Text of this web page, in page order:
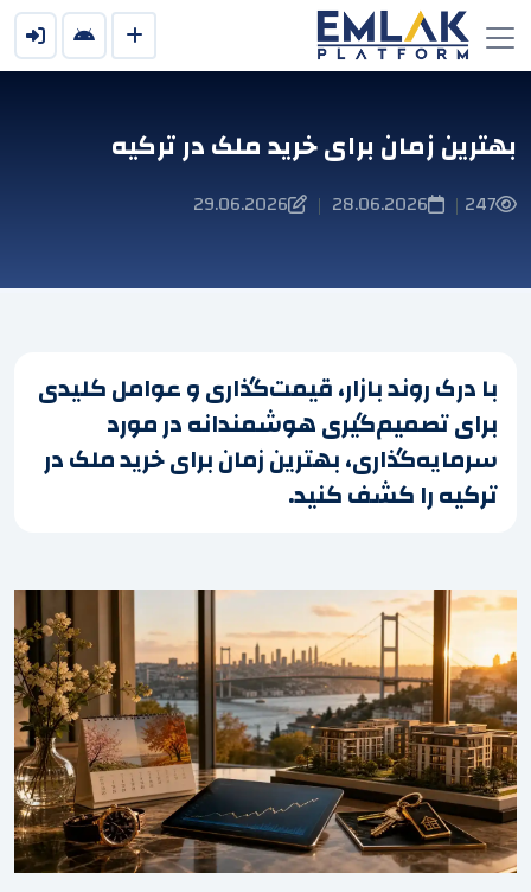
بهترین زمان برای خرید ملک در ترکیه
247
|
28.06.2026
|
29.06.2026
با درک روند بازار، قیمت‌گذاری و عوامل کلیدی
برای تصمیم‌گیری هوشمندانه در مورد
سرمایه‌گذاری، بهترین زمان برای خرید ملک در
ترکیه را کشف کنید.